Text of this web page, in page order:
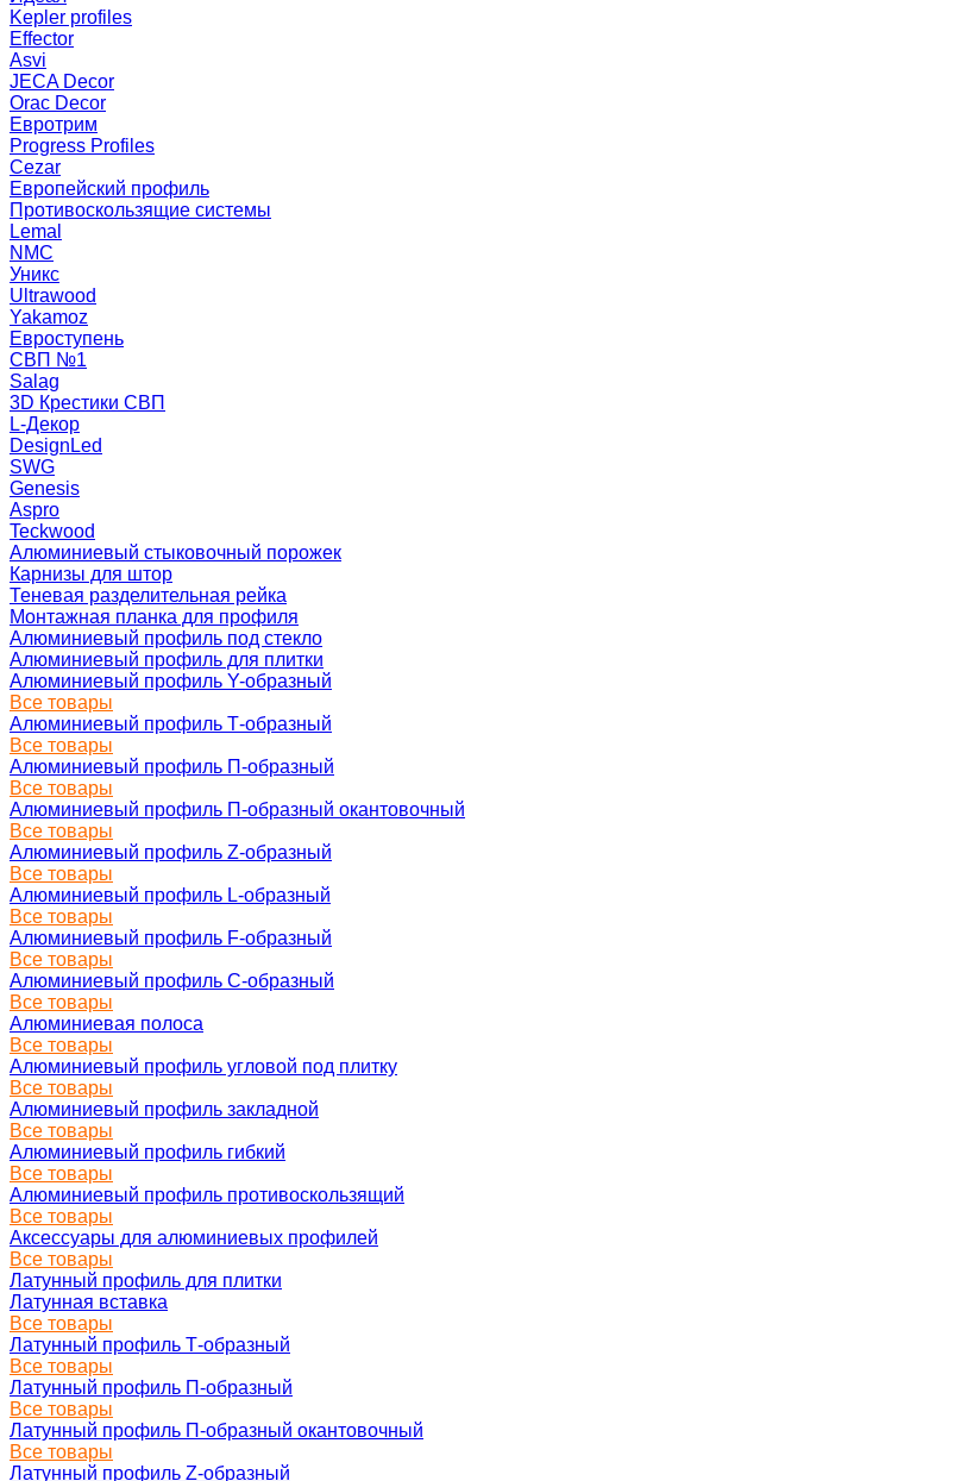
Kepler profiles
Effector
Asvi
JECA Decor
Orac Decor
Евротрим
Progress Profiles
Cezar
Европейский профиль
Противоскользящие системы
Lemal
NMC
Уникс
Ultrawood
Yakamoz
Евроступень
СВП №1
Salag
3D Крестики СВП
L-Декор
DesignLed
SWG
Genesis
Aspro
Teckwood
Алюминиевый стыковочный порожек
Карнизы для штор
Теневая разделительная рейка
Монтажная планка для профиля
Алюминиевый профиль под стекло
Алюминиевый профиль для плитки
Алюминиевый профиль Y-образный
Все товары
Алюминиевый профиль Т-образный
Все товары
Алюминиевый профиль П-образный
Все товары
Алюминиевый профиль П-образный окантовочный
Все товары
Алюминиевый профиль Z-образный
Все товары
Алюминиевый профиль L-образный
Все товары
Алюминиевый профиль F-образный
Все товары
Алюминиевый профиль C-образный
Все товары
Алюминиевая полоса
Все товары
Алюминиевый профиль угловой под плитку
Все товары
Алюминиевый профиль закладной
Все товары
Алюминиевый профиль гибкий
Все товары
Алюминиевый профиль противоскользящий
Все товары
Аксессуары для алюминиевых профилей
Все товары
Латунный профиль для плитки
Латунная вставка
Все товары
Латунный профиль Т-образный
Все товары
Латунный профиль П-образный
Все товары
Латунный профиль П-образный окантовочный
Все товары
Латунный профиль Z-образный